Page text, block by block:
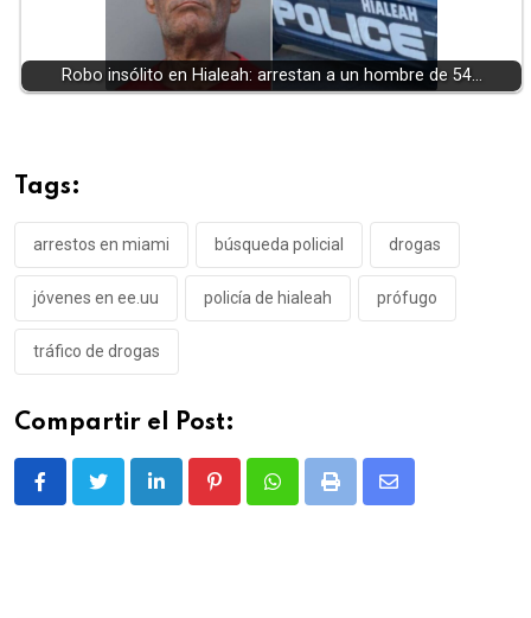
Robo insólito en Hialeah: arrestan a un hombre de 54…
Tags:
arrestos en miami búsqueda policial drogas
jóvenes en ee.uu policía de hialeah prófugo
tráfico de drogas
Compartir el Post:
LinkedIn PinterestWhatsappPrint
Share